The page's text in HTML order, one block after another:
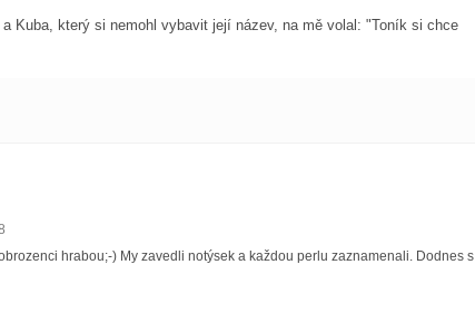
Kuba, který si nemohl vybavit její název, na mě volal: "Toník si chce
hrabou;-) My zavedli notýsek a každou perlu zaznamenali. Dodnes s